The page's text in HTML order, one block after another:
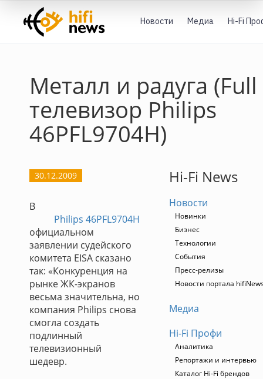
Новости Медиа Hi-Fi
Металл и радуга
телевизор Philips
46PFL9704H)
30.12.2009
Philips 46PFL9704H
В
официальном
заявлении судейского
комитета EISA сказано
так: «Конкуренция на
рынке ЖК-экранов
весьма значительна, но
компания Philips снова
смогла создать
подлинный
телевизионный
шедевр.
Hi-Fi News
Новости
Новинки
Бизнес
Технологии
События
Пресс-релизы
Новости портала
Медиа
Hi-Fi Профи
Аналитика
Репортажи и интервью
Каталог Hi-Fi брендов